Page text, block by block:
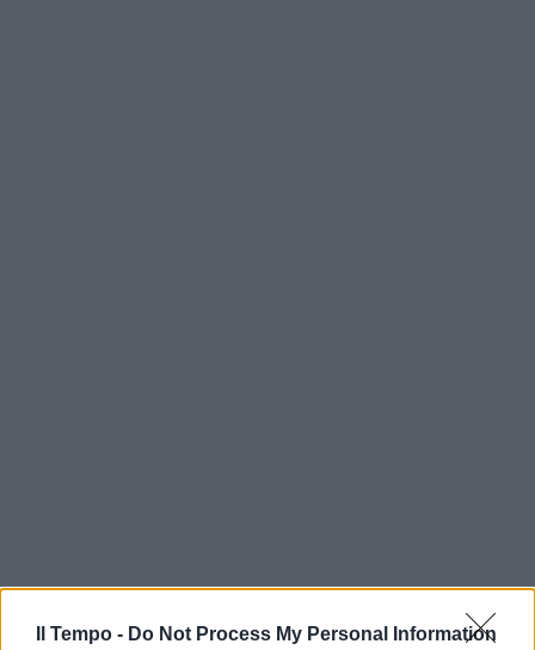
Il Tempo - Do Not Process My Personal Information